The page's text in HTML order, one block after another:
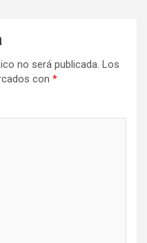
no será publicada. Los
con *